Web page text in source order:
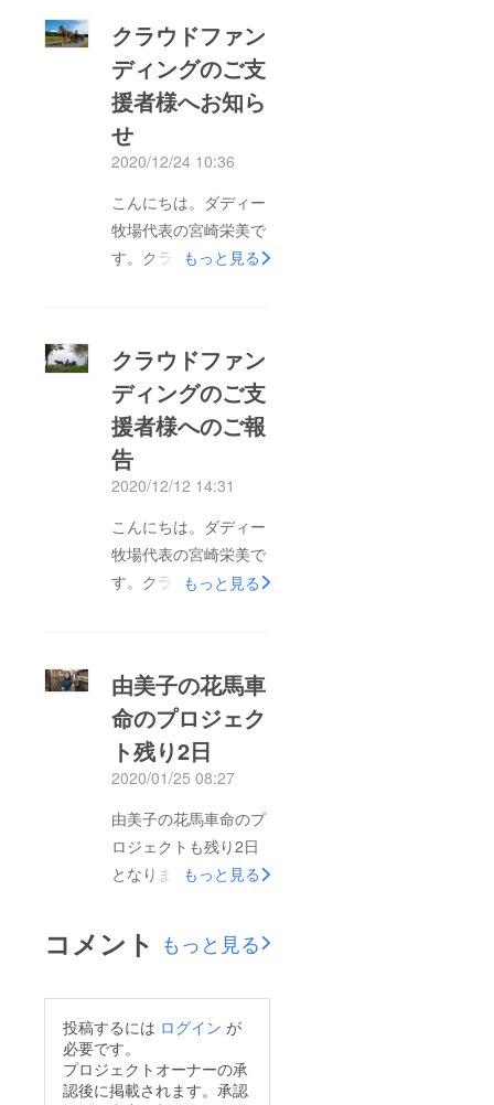
クラウドファン
ディングのご支
援者様へお知ら
せ
2020/12/24 10:36
こんにちは。ダディー
牧場代表の宮崎栄美で
す。クラウドファン
い観光馬車を走らせた
い!!」 プロジェクトに
ご支援くださいました
皆様にお願い申し上げ
ます！今月18日より第
よいよ花馬車実現に向
けてラストスパートを
切りました！ファイナ
ろしくお願いします。
今回は、第一回目の時
に集まらなかった馬車
の購入費、リフォーム
費などのご支援をお願
いしております。由美
子の現在の姿の動画も
ご紹介していますの
で、下記のリンクより
https://readyfor.jp/proj
もっと見る
クラウドファン
ディングのご支
援者様へのご報
告
2020/12/12 14:31
こんにちは。ダディー
牧場代表の宮崎栄美で
す。クラウドファン
い観光馬車を走らせた
い!!」プロジェクトに
ご支援くださいました
皆様、おかげさまで由
れ、とても元気にして
おります。心より感謝
申し上げます。プロ
ございましたため、こ
当初、由美子は、北海
道で馬車を引くための
調教を2ヶ月間受け、
ダディー牧場へ帰る予
もっと見る
由美子の花馬車
命のプロジェク
ト残り2日
2020/01/25 08:27
由美子の花馬車命のプ
ロジェクトも残り2日
となりました。（動画
動画を作成しましたの
で、ご覧いただければ
ざいます。
もっと見る
コメント もっと見る
投稿するには ログイン が
必要です。
プロジェクトオーナーの承
認後に掲載されます。承認